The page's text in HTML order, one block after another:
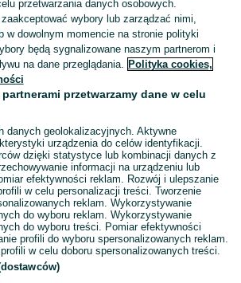
Zasłużony urlop spędzaj na przyjemnościach! Znajdź idealne miejsce na wypoczynek w kategorii Noclegi na OLX - Skawina i okolice! Zobacz
przetwarzania danych osobowych.
wybory lub zarządzać nimi,
w dowolnym momencie na stronie polityki
będą sygnalizowane naszym partnerom i
na dane przeglądania. Polityka cookies,
przetwarzamy dane w celu
danych geolokalizacyjnych. Aktywne
urządzenia do celów identyfikacji.
dzięki statystyce lub kombinacji danych z
informacji na urządzeniu lub
efektywności reklam. Rozwój i ulepszanie
w celu personalizacji treści. Tworzenie
reklam. Wykorzystywanie
do wyboru reklam. Wykorzystywanie
do wyboru treści. Pomiar efektywności
profili do wyboru spersonalizowanych reklam.
w celu doboru spersonalizowanych treści.